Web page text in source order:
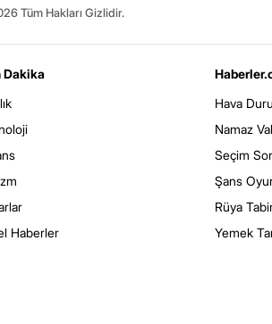
Tüm Hakları Gizlidir.
Dakika
Haberler
Hava
Namaz
Seçim
Şans
Rüya
Yemek